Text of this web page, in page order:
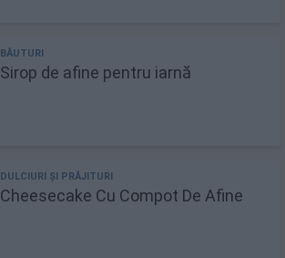
Sirop de afine pentru iarnă
Cheesecake Cu Compot De Afine